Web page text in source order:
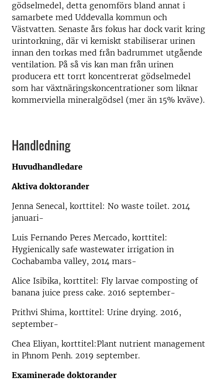
gödselmedel, detta genomförs bland annat i
samarbete med Uddevalla kommun och
Västvatten. Senaste års fokus har dock varit kring
urintorkning, där vi kemiskt stabiliserar urinen
innan den torkas med från badrummet utgående
ventilation. På så vis kan man från urinen
producera ett torrt koncentrerat gödselmedel
som har växtnäringskoncentrationer som liknar
kommerviella mineralgödsel (mer än 15% kväve).
Handledning
Huvudhandledare
Aktiva doktorander
Jenna Senecal, korttitel: No waste toilet. 2014
januari-
Luis Fernando Peres Mercado, korttitel:
Hygienically safe wastewater irrigation in
Cochabamba valley, 2014 mars-
Alice Isibika, korttitel: Fly larvae composting of
banana juice press cake. 2016 september-
Prithvi Shima, korttitel: Urine drying. 2016,
september-
Chea Eliyan, korttitel:Plant nutrient management
in Phnom Penh. 2019 september.
Examinerade doktorander